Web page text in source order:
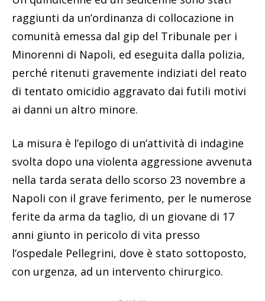
raggiunti da un’ordinanza di collocazione in
comunità emessa dal gip del Tribunale per i
Minorenni di Napoli, ed eseguita dalla polizia,
perché ritenuti gravemente indiziati del reato
di tentato omicidio aggravato dai futili motivi
ai danni un altro minore.
La misura è l’epilogo di un’attività di indagine
svolta dopo una violenta aggressione avvenuta
nella tarda serata dello scorso 23 novembre a
Napoli con il grave ferimento, per le numerose
ferite da arma da taglio, di un giovane di 17
anni giunto in pericolo di vita presso
l’ospedale Pellegrini, dove è stato sottoposto,
con urgenza, ad un intervento chirurgico.